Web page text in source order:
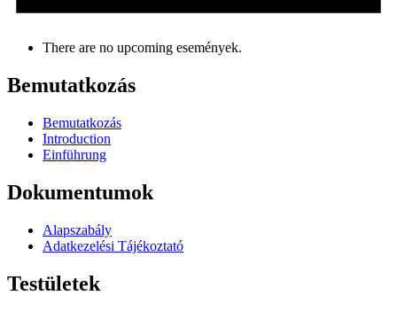
There are no upcoming események.
Bemutatkozás
Bemutatkozás
Introduction
Einführung
Dokumentumok
Alapszabály
Adatkezelési Tájékoztató
Testületek